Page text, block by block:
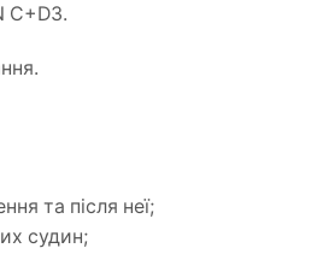
C+D3.
та після неї;
судин;